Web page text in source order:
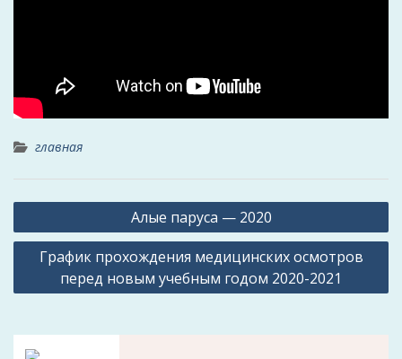
главная
Навигация
по
записям
Алые паруса — 2020
График прохождения медицинских осмотров
перед новым учебным годом 2020-2021